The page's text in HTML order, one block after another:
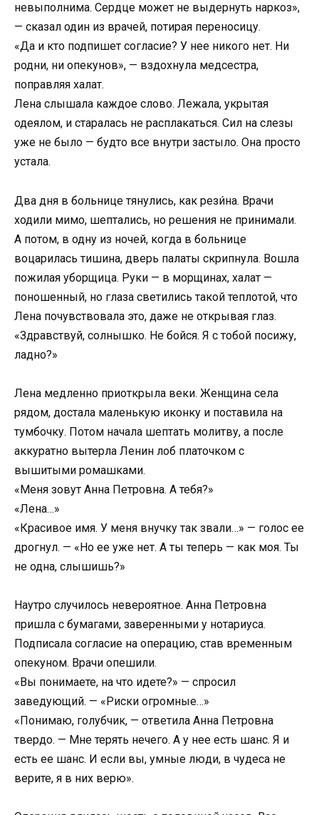
невыполнима. Сердце может не выдернуть наркоз»,
— сказал один из врачей, потирая переносицу.
«Да и кто подпишет согласие? У нее никого нет. Ни
родни, ни опекунов», — вздохнула медсестра,
поправляя халат.
Лена слышала каждое слово. Лежала, укрытая
одеялом, и старалась не расплакаться. Сил на слезы
уже не было — будто все внутри застыло. Она просто
устала.
Два дня в больнице тянулись, как рези́на. Врачи
ходили мимо, шептались, но решения не принимали.
А потом, в одну из ночей, когда в больнице
воцарилась тишина, дверь палаты скрипнула. Вошла
пожилая уборщица. Руки — в морщинах, халат —
поношенный, но глаза светились такой теплотой, что
Лена почувствовала это, даже не открывая глаз.
«Здравствуй, солнышко. Не бойся. Я с тобой посижу,
ладно?»
Лена медленно приоткрыла веки. Женщина села
рядом, достала маленькую иконку и поставила на
тумбочку. Потом начала шептать молитву, а после
аккуратно вытерла Ленин лоб платочком с
вышитыми ромашками.
«Меня зовут Анна Петровна. А тебя?»
«Лена…»
«Красивое имя. У меня внучку так звали…» — голос ее
дрогнул. — «Но ее уже нет. А ты теперь — как моя. Ты
не одна, слышишь?»
Наутро случилось невероятное. Анна Петровна
пришла с бумагами, заверенными у нотариуса.
Подписала согласие на операцию, став временным
опекуном. Врачи опешили.
«Вы понимаете, на что идете?» — спросил
заведующий. — «Риски огромные…»
«Понимаю, голубчик, — ответила Анна Петровна
твердо. — Мне терять нечего. А у нее есть шанс. Я и
есть ее шанс. И если вы, умные люди, в чудеса не
верите, я в них верю».